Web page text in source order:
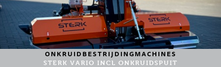
ONKRUIDBESTRIJDINGMACHINES
STERK VARIO INCL ONKRUIDSPUIT